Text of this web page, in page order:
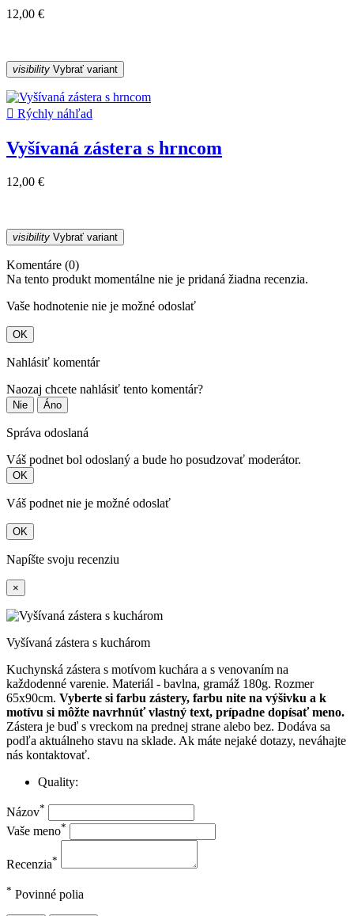
12,00 €
visibility Vybrať variant
 Rýchly náhľad
Vyšívaná zástera s hrncom
12,00 €
visibility Vybrať variant
Komentáre (0)
Na tento produkt momentálne nie je pridaná žiadna recenzia.
Vaše hodnotenie nie je možné odoslať
OK
Nahlásiť komentár
Naozaj chcete nahlásiť tento komentár?
Nie Áno
Správa odoslaná
Váš podnet bol odoslaný a bude ho posudzovať moderátor.
OK
Váš podnet nie je možné odoslať
OK
Napíšte svoju recenziu
×
Vyšívaná zástera s kuchárom
Kuchynská zástera s motívom kuchára a s venovaním na
každodenné varenie. Materiál - bavlna, gramáž 180g. Rozmer
65x90cm. Vyberte si farbu zástery, farbu nite na výšivku a k
motívu si môžte navrhnúť vlastný text, prípadne dopísať meno.
Zástera je buď s vreckom na prednej strane alebo bez. Dodáva sa
podľa aktuálneho stavu na sklade. Ak máte nejaké dotazy, neváhajte
nás kontaktovať.
Quality:
Názov*
Vaše meno*
Recenzia*
* Povinné polia